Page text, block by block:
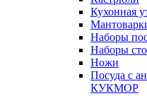
Кухонная
Наборы
Наборы
Ножи
Посуда с
КУКМОР